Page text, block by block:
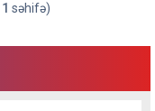
1 səhifə)